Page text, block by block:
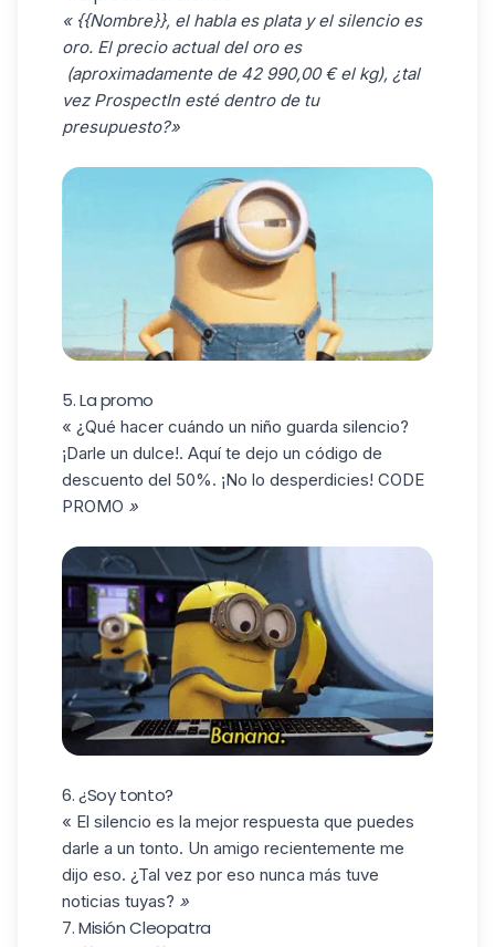
« {{Nombre}}, el habla es plata y el silencio es
oro. El precio actual del oro es
(aproximadamente de 42 990,00 € el kg), ¿tal
vez ProspectInesté dentro de tu
presupuesto?»
5. La promo
« ¿Qué hacer cuándo un niño guarda silencio?
¡Darle un dulce!. Aquí te dejo un código de
descuento del 50%. ¡No lo desperdicies! CODE
PROMO »
6. ¿Soy tonto?
« El silencio es la mejor respuesta que puedes
darle a un tonto. Un amigo recientemente me
dijo eso. ¿Tal vez por eso nunca más tuve
noticias tuyas? »
7. Misión Cleopatra